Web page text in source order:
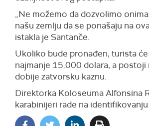
„Ne možemo da dozvolimo
našu zemlju da se ponašaju na
istakla je Santanče.
Ukoliko bude pronađen, turista
najmanje 15.000 dolara, a
dobije zatvorsku kaznu.
Direktorka Koloseuma Alfonsina
karabinijeri rade na